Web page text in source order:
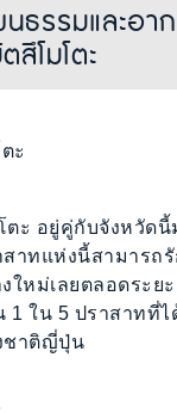
รรมและอา
สึโมโตะ
ะ อยู่คู่กับจังหวัด
สาทแห่งนี้สามารถ
ใหม่เลยตลอดระย
1 ใน 5 ปราสาทที่
ชาติญี่ปุ่น